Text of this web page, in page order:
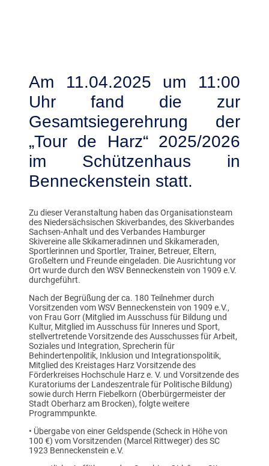
Am 11.04.2025 um 11:00
Uhr fand die zur
Gesamtsiegerehrung der
„Tour de Harz“ 2025/2026
im Schützenhaus in
Benneckenstein statt.
Zu dieser Veranstaltung haben das Organisationsteam
des Niedersächsischen Skiverbandes, des Skiverbandes
Sachsen-Anhalt und des Verbandes Hamburger
Skivereine alle Skikameradinnen und Skikameraden,
Sportlerinnen und Sportler, Trainer, Betreuer, Eltern,
Großeltern und Freunde eingeladen. Die Ausrichtung vor
Ort wurde durch den WSV Benneckenstein von 1909 e.V.
durchgeführt.
Nach der Begrüßung der ca. 180 Teilnehmer durch
Vorsitzenden vom WSV Benneckenstein von 1909 e.V.,
von Frau Gorr (Mitglied im Ausschuss für Bildung und
Kultur, Mitglied im Ausschuss für Inneres und Sport,
stellvertretende Vorsitzende des Ausschusses für Arbeit,
Soziales und Integration, Sprecherin für
Behindertenpolitik, Inklusion und Integrationspolitik,
Mitglied des Kreistages Harz Vorsitzende des
Förderkreises Hochschule Harz e. V. und Vorsitzende des
Kuratoriums der Landeszentrale für Politische Bildung)
sowie durch Herrn Fiebelkorn (Oberbürgermeister der
Stadt Oberharz am Brocken), folgte weitere
Programmpunkte.
• Übergabe von einer Geldspende (Scheck in Höhe von
100 €) vom Vorsitzenden (Marcel Rittweger) des SC
1923 Benneckenstein e.V.